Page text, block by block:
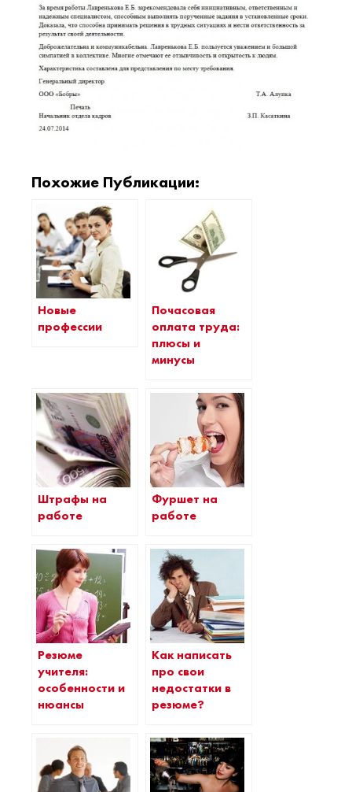
Похожие Публикации:
Новые
профессии
Почасовая
оплата труда:
плюсы и
минусы
Штрафы на
работе
Фуршет на
работе
Резюме
учителя:
особенности и
нюансы
Как написать
про свои
недостатки в
резюме?